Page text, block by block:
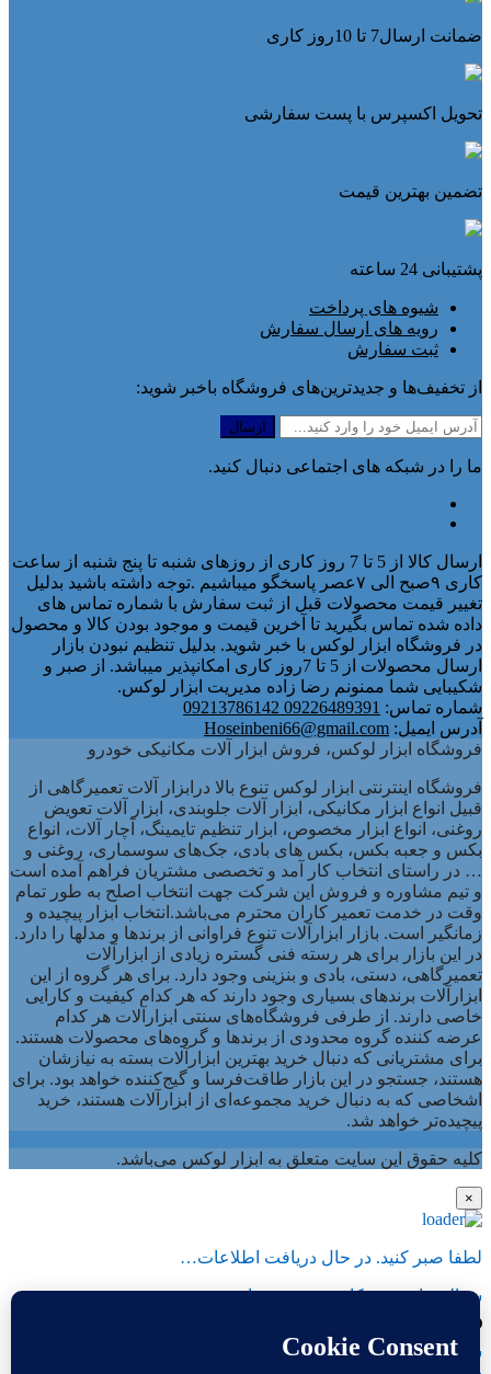
ضمانت ارسال7 تا 10روز کاری
تحویل اکسپرس با پست سفارشی
تضمین بهترین قیمت
پشتیبانی 24 ساعته
شیوه های پرداخت
رویه های ارسال سفارش
ثبت سفارش
از تخفیف‌ها و جدیدترین‌های فروشگاه باخبر شوید:
ما را در شبکه های اجتماعی دنبال کنید.
ارسال کالا از 5 تا 7 روز کاری از روزهای شنبه تا پنج شنبه از ساعت
کاری ۹صبح الی ۷عصر پاسخگو میباشیم .توجه داشته باشید بدلیل
تغییر قیمت محصولات قبل از ثبت سفارش با شماره تماس های
داده شده تماس بگیرید تا آخرین قیمت و موجود بودن کالا و محصول
در فروشگاه ابزار لوکس با خبر شوید. بدلیل تنظیم نبودن بازار
ارسال محصولات از 5 تا 7روز کاری امکانپذیر میباشد. از صبر و
شکیبایی شما ممنونم رضا زاده مدیریت ابزار لوکس.
شماره تماس: 09226489391 09213786142
آدرس ایمیل: Hoseinbeni66@gmail.com
فروشگاه ابزار لوکس، فروش ابزار آلات مکانیکی خودرو
فروشگاه اینترنتی ابزار لوکس تنوع بالا درابزار آلات تعمیرگاهی از
قبیل انواع ابزار مکانیکی، ابزار آلات جلوبندی، ابزار آلات تعویض
روغنی، انواع ابزار مخصوص، ابزار تنظیم تایمینگ، آچار آلات، انواع
بکس و جعبه بکس، بکس های بادی، جک‌های سوسماری، روغنی و
… در راستای انتخاب کار آمد و تخصصی مشتریان فراهم آمده است
و تیم مشاوره و فروش این شرکت جهت انتخاب اصلح به طور تمام
وقت در خدمت تعمیر کاران محترم می‌باشد.انتخاب ابزار پیچیده و
زمانگیر است. بازار ابزارآلات تنوع فراوانی از برندها و مدلها را دارد.
در این بازار برای هر رسته فنی گستره زیادی از ابزارآلات
تعمیرگاهی، دستی، بادی و بنزینی وجود دارد. برای هر گروه از این
ابزارآلات برندهای بسیاری وجود دارند که هر کدام کیفیت و کارایی
خاصی دارند. از طرفی فروشگاه‌های سنتی ابزارآلات هر کدام
عرضه کننده گروه محدودی از برندها و گروه‌های محصولات هستند.
برای مشتریانی که دنبال خرید بهترین ابزارآلات بسته به نیازشان
هستند، جستجو در این بازار طاقت‌فرسا و گیج‌کننده خواهد بود. برای
اشخاصی که به دنبال خرید مجموعه‌ای از ابزارآلات هستند، خرید
پیچیده‌تر خواهد شد.
کلیه حقوق این سایت متعلق به ابزار لوکس می‌باشد.
×
لطفا صبر کنید. در حال دریافت اطلاعات…
سوالی دارید روبیکا درخدمت شماییم.
سلام👋